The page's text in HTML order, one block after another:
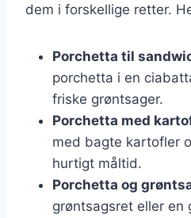
dem i forskellige retter.
Porchetta til
porchetta i en
friske grøntsager.
Porchetta med
med bagte kartofler
hurtigt måltid.
Porchetta og
grøntsagsret eller